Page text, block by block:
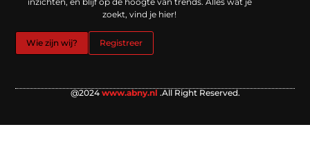
zoekt, vind je hier!
Wie zijn wij? Registreer
@2024 www.abny.nl .All Right Reserved.